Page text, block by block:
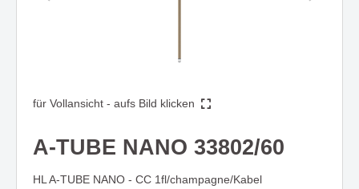
für Vollansicht - aufs Bild klicken
A-TUBE NANO 33802/60
HL A-TUBE NANO - CC 1fl/champagne/Kabel